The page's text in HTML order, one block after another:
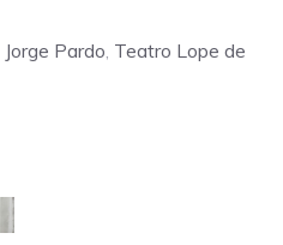
Jorge Pardo, Teatro Lope de